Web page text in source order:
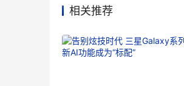
相关推荐